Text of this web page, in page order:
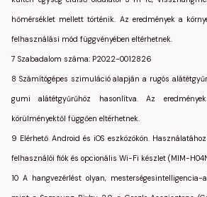
hőmérséklet mellett történik. Az eredmények a
felhasználási mód függvényében eltérhetnek.
7 Szabadalom száma: P2022-0012826
8 Számítógépes szimuláció alapján a rugós
gumi alátétgyűrűhöz hasonlítva. Az
körülményektől függően eltérhetnek.
9 Elérhető Android és iOS eszközökön.
felhasználói fiók és opcionális Wi-Fi készlet (MIM-
10 A hangvezérlést olyan,